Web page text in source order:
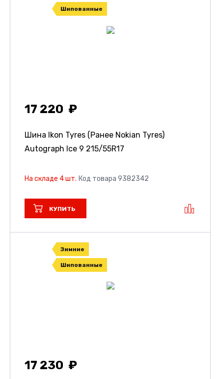
Шипованные
17 220
Шина Ikon Tyres (Ранее Nokian Tyres)
Autograph Ice 9 215/55R17
На складе 4 шт. Код товара 9382342
КУПИТЬ
Зимние
Шипованные
17 230